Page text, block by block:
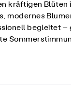
kräftigen
begleitet –